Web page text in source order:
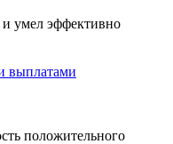
и умел эффективно
выплатами
положительного